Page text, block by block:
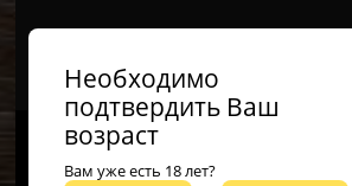
Необходимо
подтвердить Ваш
возраст
Вам уже есть 18 лет?